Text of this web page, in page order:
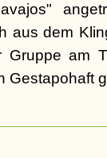
aus dem
am
Gestapohaft